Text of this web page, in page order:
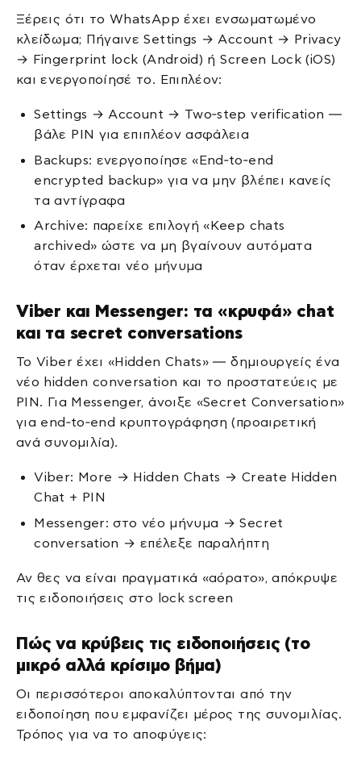
Ξέρεις ότι το WhatsApp έχει ενσωματωμένο
κλείδωμα; Πήγαινε Settings → Account → Privacy
→ Fingerprint lock (Android) ή Screen Lock (iOS)
και ενεργοποίησέ το. Επιπλέον:
Settings → Account → Two‑step verification —
βάλε PIN για επιπλέον ασφάλεια
Backups: ενεργοποίησε «End‑to‑end
encrypted backup» για να μην βλέπει κανείς
τα αντίγραφα
Archive: παρείχε επιλογή «Keep chats
archived» ώστε να μη βγαίνουν αυτόματα
όταν έρχεται νέο μήνυμα
Viber και Messenger: τα «κρυφά» chat
και τα secret conversations
Το Viber έχει «Hidden Chats» — δημιουργείς ένα
νέο hidden conversation και το προστατεύεις με
PIN. Για Messenger, άνοιξε «Secret Conversation»
για end‑to‑end κρυπτογράφηση (προαιρετική
ανά συνομιλία).
Viber: More → Hidden Chats → Create Hidden
Chat + PIN
Messenger: στο νέο μήνυμα → Secret
conversation → επέλεξε παραλήπτη
Αν θες να είναι πραγματικά «αόρατο», απόκρυψε
τις ειδοποιήσεις στο lock screen
Πώς να κρύβεις τις ειδοποιήσεις (το
μικρό αλλά κρίσιμο βήμα)
Οι περισσότεροι αποκαλύπτονται από την
ειδοποίηση που εμφανίζει μέρος της συνομιλίας.
Τρόπος για να το αποφύγεις: